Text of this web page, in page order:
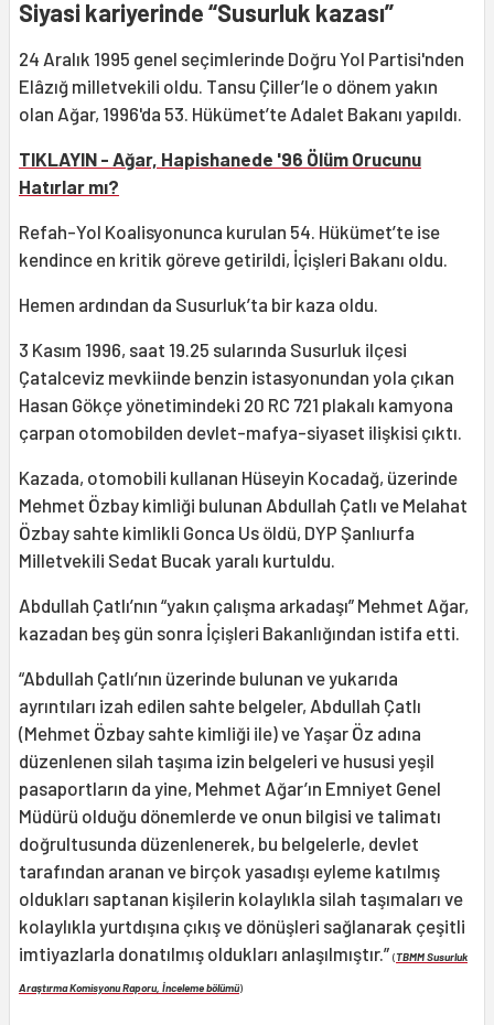
Siyasi kariyerinde “Susurluk kazası”
24 Aralık 1995 genel seçimlerinde Doğru Yol Partisi'nden
Elâzığ milletvekili oldu. Tansu Çiller’le o dönem yakın
olan Ağar, 1996'da 53. Hükümet’te Adalet Bakanı yapıldı.
TIKLAYIN - Ağar, Hapishanede '96 Ölüm Orucunu
Hatırlar mı?
Refah-Yol Koalisyonunca kurulan 54. Hükümet’te ise
kendince en kritik göreve getirildi, İçişleri Bakanı oldu.
Hemen ardından da Susurluk’ta bir kaza oldu.
3 Kasım 1996, saat 19.25 sularında Susurluk ilçesi
Çatalceviz mevkiinde benzin istasyonundan yola çıkan
Hasan Gökçe yönetimindeki 20 RC 721 plakalı kamyona
çarpan otomobilden devlet-mafya-siyaset ilişkisi çıktı.
Kazada, otomobili kullanan Hüseyin Kocadağ, üzerinde
Mehmet Özbay kimliği bulunan Abdullah Çatlı ve Melahat
Özbay sahte kimlikli Gonca Us öldü, DYP Şanlıurfa
Milletvekili Sedat Bucak yaralı kurtuldu.
Abdullah Çatlı’nın “yakın çalışma arkadaşı” Mehmet Ağar,
kazadan beş gün sonra İçişleri Bakanlığından istifa etti.
“Abdullah Çatlı’nın üzerinde bulunan ve yukarıda
ayrıntıları izah edilen sahte belgeler, Abdullah Çatlı
(Mehmet Özbay sahte kimliği ile) ve Yaşar Öz adına
düzenlenen silah taşıma izin belgeleri ve hususi yeşil
pasaportların da yine, Mehmet Ağar’ın Emniyet Genel
Müdürü olduğu dönemlerde ve onun bilgisi ve talimatı
doğrultusunda düzenlenerek, bu belgelerle, devlet
tarafından aranan ve birçok yasadışı eyleme katılmış
oldukları saptanan kişilerin kolaylıkla silah taşımaları ve
kolaylıkla yurtdışına çıkış ve dönüşleri sağlanarak çeşitli
imtiyazlarla donatılmış oldukları anlaşılmıştır.” (TBMM Susurluk
Araştırma Komisyonu Raporu, İnceleme bölümü)